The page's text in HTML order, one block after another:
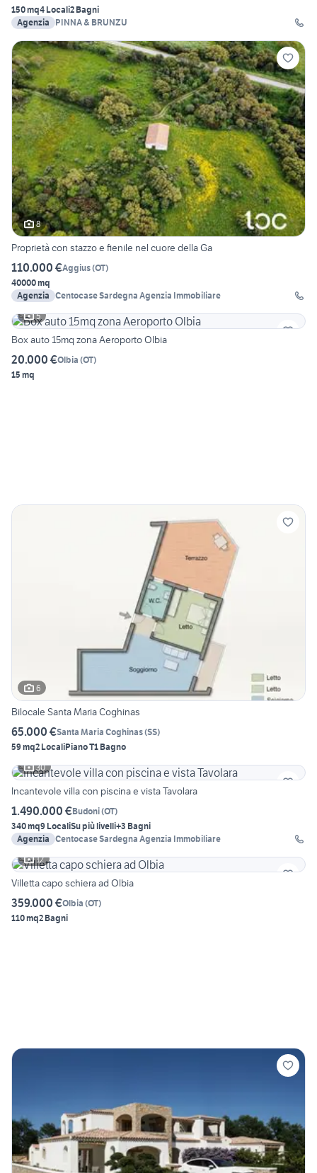
150 mq4 Locali2 Bagni
Agenzia
PINNA & BRUNZU
8
Proprietà con stazzo e fienile nel cuore della Ga
110.000 €Aggius(OT)
40000 mq
Agenzia Centocase Sardegna Agenzia Immobiliare
5
Box auto 15mq zona Aeroporto Olbia
20.000 €Olbia (OT)
15 mq
6
Bilocale Santa Maria Coghinas
65.000 €Santa Maria Coghinas(SS)
59 mq2 LocaliPiano T1 Bagno
30
Incantevole villa con piscina e vista Tavolara
1.490.000 €Budoni(OT)
340 mq9 LocaliSu più livelli+3 Bagni
Agenzia Centocase Sardegna Agenzia Immobiliare
12
Villetta capo schiera ad Olbia
359.000 €Olbia (OT)
110 mq2 Bagni